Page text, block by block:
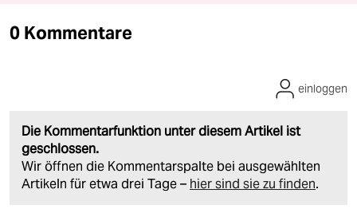
0 Kommentare
Die Kommentarfunktion unter diesem Artikel ist
geschlossen.
Wir öffnen die Kommentarspalte bei ausgewählten
Artikeln für etwa drei Tage – hier sind sie zu finden.
einloggen